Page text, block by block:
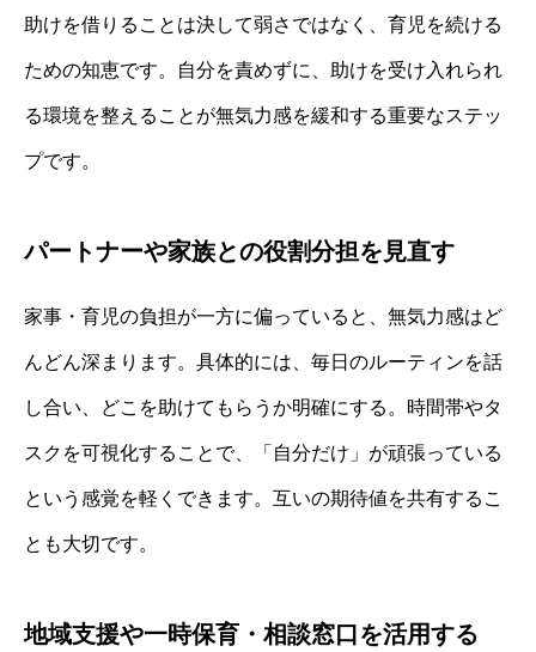
助けを借りることは決して弱さではなく、育児を続ける
ための知恵です。自分を責めずに、助けを受け入れられ
る環境を整えることが無気力感を緩和する重要なステッ
プです。
パートナーや家族との役割分担を見直す
家事・育児の負担が一方に偏っていると、無気力感はど
んどん深まります。具体的には、毎日のルーティンを話
し合い、どこを助けてもらうか明確にする。時間帯やタ
スクを可視化することで、「自分だけ」が頑張っている
という感覚を軽くできます。互いの期待値を共有するこ
とも大切です。
地域支援や一時保育・相談窓口を活用する